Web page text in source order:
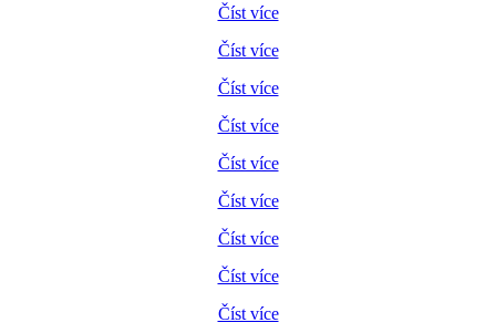
Číst více
Číst více
Číst více
Číst více
Číst více
Číst více
Číst více
Číst více
Číst více